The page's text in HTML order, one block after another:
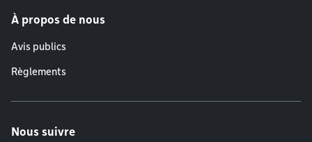
À propos de nous
Avis publics
Règlements
Nous suivre